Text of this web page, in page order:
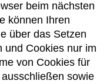
beim nächsten
können Ihren
über das Setzen
und Cookies nur im
von Cookies für
sowie